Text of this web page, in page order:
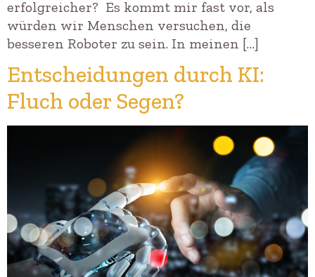
erfolgreicher? Es kommt mir fast vor, als
würden wir Menschen versuchen, die
besseren Roboter zu sein. In meinen […]
Entscheidungen durch KI:
Fluch oder Segen?